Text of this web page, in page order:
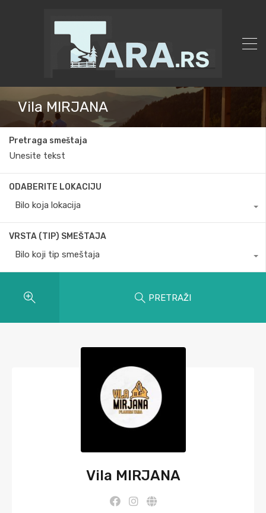
Vila MIRJANA
Pretraga smeštaja
ODABERITE LOKACIJU
Bilo koja lokacija
VRSTA (TIP) SMEŠTAJA
Bilo koji tip smeštaja
PRETRAŽI
Vila MIRJANA